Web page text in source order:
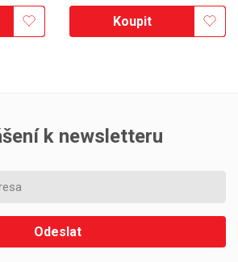
Koupit
k newsletteru
Odeslat